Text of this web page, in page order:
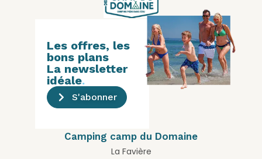
Camping camp du Domaine
La Favière
Les offres, les
bons plans
La newsletter
idéale.
S'abonner